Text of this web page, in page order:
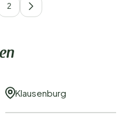
2
Klausenburg